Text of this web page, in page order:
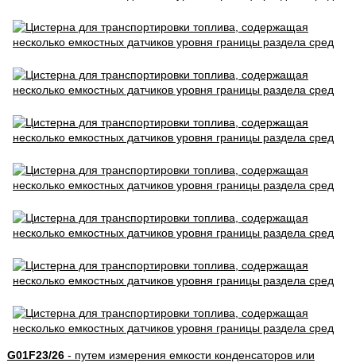
G01F23/26- путем измерения емкости конденсаторов или